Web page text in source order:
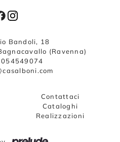
Bandoli, 18
(Ravenna)
054549074
Contattaci
Cataloghi
Realizzazioni